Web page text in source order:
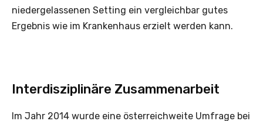
niedergelassenen Setting ein vergleichbar gutes
Ergebnis wie im Krankenhaus erzielt werden kann.
Interdisziplinäre Zusammenarbeit
Im Jahr 2014 wurde eine österreichweite Umfrage bei